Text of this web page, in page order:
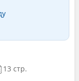
13 стр.